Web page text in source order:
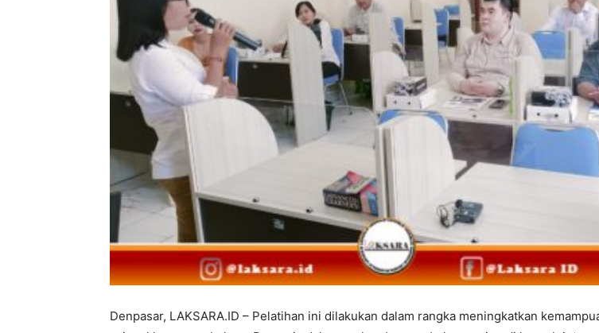
Denpasar, LAKSARA.ID – Pelatihan ini dilakukan dalam rangka meningkatkan